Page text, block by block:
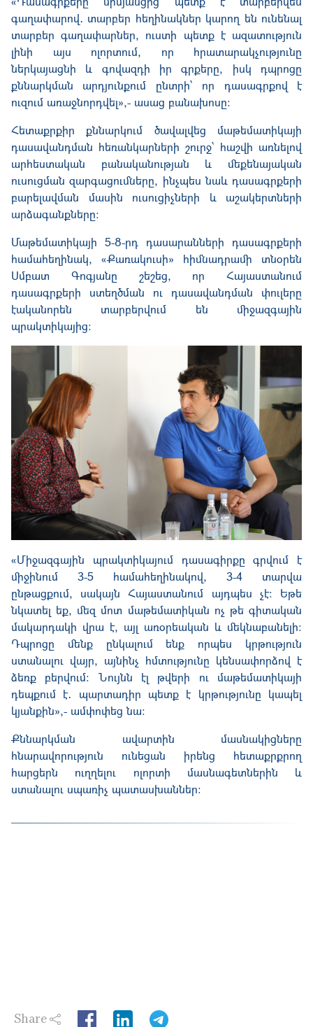
գաղափարով․ տարբեր հեղինակներ կարող են ունենալ
տարբեր գաղափարներ, ուստի պետք է ազատություն
լինի այս ոլորտում, որ հրատարակչությունը
ներկայացնի և գովազդի իր գրքերը, իսկ դպրոցը
քննարկման արդյունքում ընտրի՝ որ դասագրքով է
ուզում առաջնորդվել»,- ասաց բանախոսը։
Հետաքրքիր քննարկում ծավալվեց մաթեմատիկայի
դասավանդման հեռանկարների շուրջ՝ հաշվի առնելով
արհեստական բանականության և մեքենայական
ուսուցման զարգացումները, ինչպես նաև դասագրքերի
բարելավման մասին ուսուցիչների և աշակերտների
արձագանքները։
Մաթեմատիկայի 5-8-րդ դասարանների դասագրքերի
համահեղինակ, «Քառակուսի» հիմնադրամի տնօրեն
Սմբատ Գոգյանը շեշեց, որ Հայաստանում
դասագրքերի ստեղծման ու դասավանդման փուլերը
էականորեն տարբերվում են միջազգային
պրակտիկայից։
«Միջազգային պրակտիկայում դասագիրքը գրվում է
միջինում 3-5 համահեղինակով, 3-4 տարվա
ընթացքում, սակայն Հայաստանում այդպես չէ։ Եթե
նկատել եք, մեզ մոտ մաթեմատիկան ոչ թե գիտական
մակարդակի վրա է, այլ առօրեական և մեկնաբանելի։
Դպրոցը մենք ընկալում ենք որպես կրթություն
ստանալու վայր, այնինչ հմտությունը կենսափորձով է
ձեռք բերվում։ Նույնն էլ թվերի ու մաթեմատիկայի
դեպքում է․ պարտադիր պետք է կրթությունը կապել
կյանքին»,- ամփոփեց նա։
Քննարկման ավարտին մասնակիցները
հնարավորություն ունեցան իրենց հետաքրքրող
հարցերն ուղղելու ոլորտի մասնագետներին և
ստանալու սպառիչ պատասխաններ։
Share LinkedIn